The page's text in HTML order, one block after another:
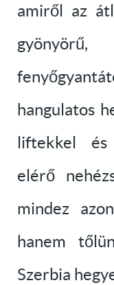
amiről az
hangulatos
liftekkel és
elérő
mindez
hanem
Szerbia